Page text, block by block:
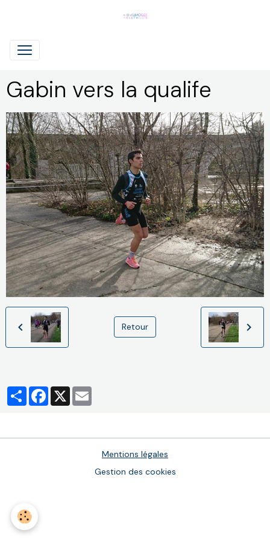
Gabin vers la qualife
Retour
PartagerFacebook
X
Mentions légales
Gestion des cookies